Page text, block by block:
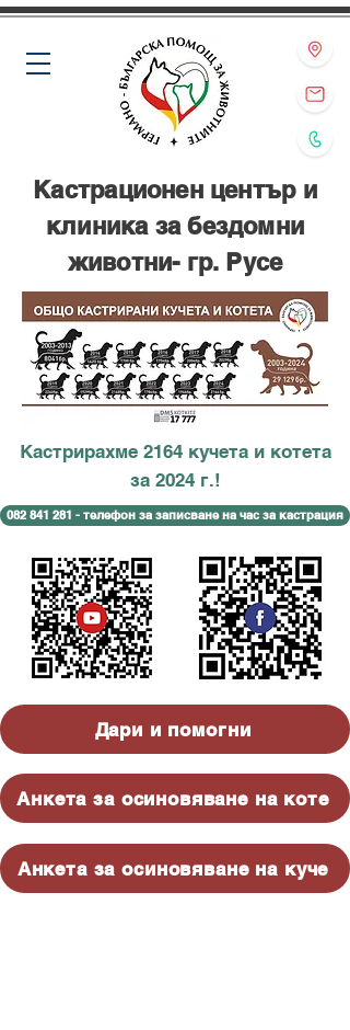
Кастрирахме 2164 кучета и котета
за 2024 г.!
082 841 281 - телефон за записване на час за кастрация
Кастрационен център и
клиника за бездомни
животни- гр. Русе
Дари и помогни
Анкета за осиновяване на коте
Анкета за осиновяване на куче